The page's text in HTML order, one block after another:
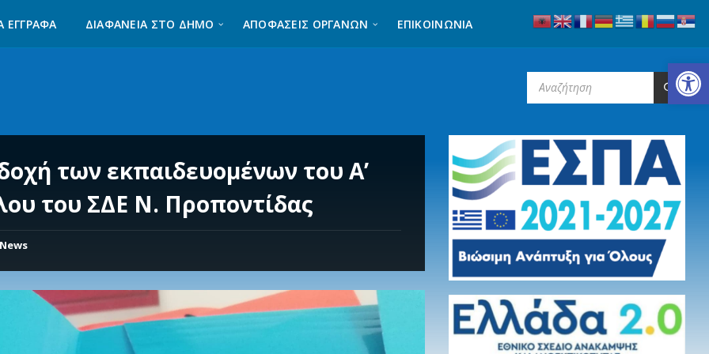
Ανοίξτε τη γραμμή εργαλείων
ΈΓΓΡΑΦΑ ΔΙΑΦΆΝΕΙΑ ΣΤΟ ΔΉΜΟ ΑΠΟΦΑΣΕΙΣ ΟΡΓΑΝΩΝ ΕΠΙΚΟΙΝΩΝΊΑ
των εκπαιδευομένων του Α’
του ΣΔΕ Ν. Προποντίδας
News